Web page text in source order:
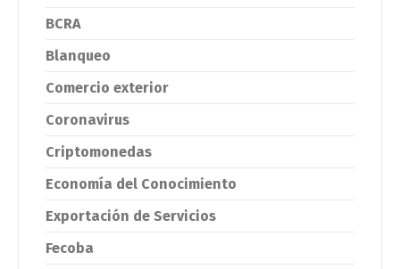
BCRA
Blanqueo
Comercio exterior
Coronavirus
Criptomonedas
Economía del Conocimiento
Exportación de Servicios
Fecoba